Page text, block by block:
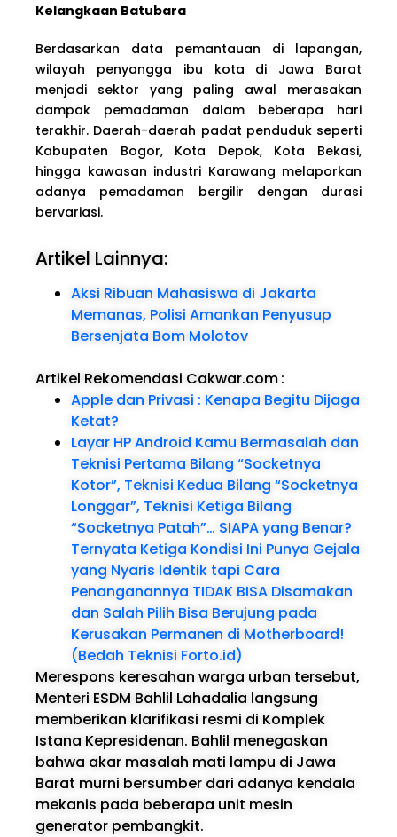
Kelangkaan Batubara
Berdasarkan data pemantauan di lapangan,
wilayah penyangga ibu kota di Jawa Barat
menjadi sektor yang paling awal merasakan
dampak pemadaman dalam beberapa hari
terakhir. Daerah-daerah padat penduduk seperti
Kabupaten Bogor, Kota Depok, Kota Bekasi,
hingga kawasan industri Karawang melaporkan
adanya pemadaman bergilir dengan durasi
bervariasi.
Artikel Lainnya:
Aksi Ribuan Mahasiswa di Jakarta
Memanas, Polisi Amankan Penyusup
Bersenjata Bom Molotov
Artikel Rekomendasi Cakwar.com:
Apple dan Privasi : Kenapa Begitu Dijaga
Ketat?
Layar HP Android Kamu Bermasalah dan
Teknisi Pertama Bilang “Socketnya
Kotor”, Teknisi Kedua Bilang “Socketnya
Longgar”, Teknisi Ketiga Bilang
“Socketnya Patah”… SIAPA yang Benar?
Ternyata Ketiga Kondisi Ini Punya Gejala
yang Nyaris Identik tapi Cara
Penanganannya TIDAK BISA Disamakan
dan Salah Pilih Bisa Berujung pada
Kerusakan Permanen di Motherboard!
(Bedah Teknisi Forto.id)
Merespons keresahan warga urban tersebut,
Menteri ESDM Bahlil Lahadalia langsung
memberikan klarifikasi resmi di Komplek
Istana Kepresidenan. Bahlil menegaskan
bahwa akar masalah mati lampu di Jawa
Barat murni bersumber dari adanya kendala
mekanis pada beberapa unit mesin
generator pembangkit.